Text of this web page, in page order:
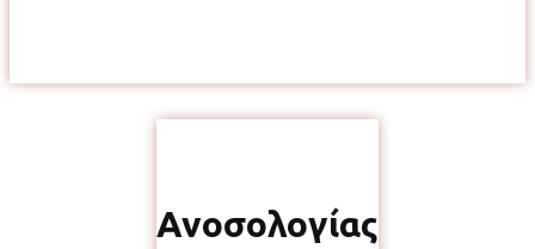
Ανοσολογίας